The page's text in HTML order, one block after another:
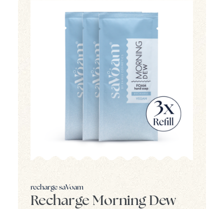
recharge saVoam
Recharge Morning Dew